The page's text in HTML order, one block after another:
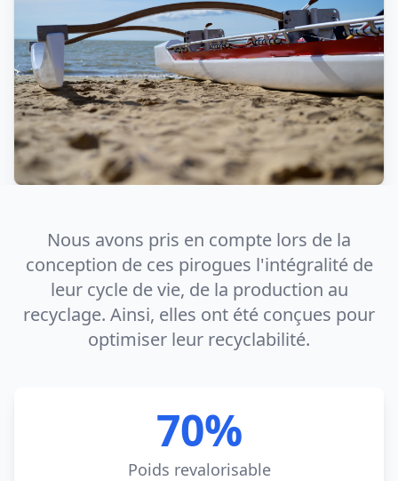
Nous avons pris en compte lors de la
conception de ces pirogues l'intégralité de
leur cycle de vie, de la production au
recyclage. Ainsi, elles ont été conçues pour
optimiser leur recyclabilité.
Poids revalorisable
70%